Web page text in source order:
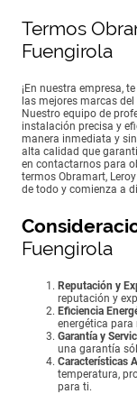
Termos
Fuengirola
¡En nuestra empresa,
las mejores marcas
Nuestro equipo de
instalación precisa y
manera inmediata y
alta calidad que
en contactarnos para
termos Obramart,
de todo y comienza a
Fuengirola
Reputación y
reputación y
Eficiencia
energética para
Garantía y
una garantía
Características
temperatura,
para ti.